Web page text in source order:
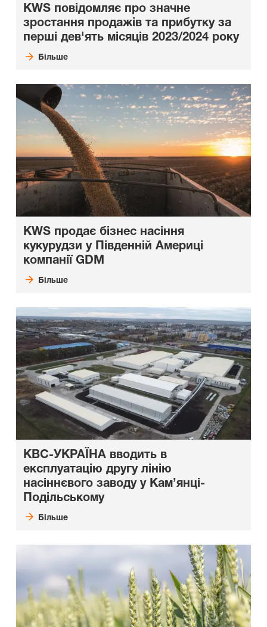
KWS повідомляє про значне
зростання продажів та прибутку за
перші дев'ять місяців 2023/2024 року
Більше
KWS продає бізнес насіння
кукурудзи у Південній Америці
компанії GDM
Більше
КВС-УКРАЇНА вводить в
експлуатацію другу лінію
насіннєвого заводу у Кам’янці-
Подільському
Більше